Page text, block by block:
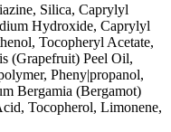
Silica, Caprylyl
Hydroxide, Caprylyl
Tocopheryl Acetate,
(Grapefruit) Peel Oil,
Pheny|propanol,
Bergamia (Bergamot)
Tocopherol, Limonene,